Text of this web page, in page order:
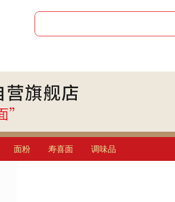
面粉 寿喜面 调味品